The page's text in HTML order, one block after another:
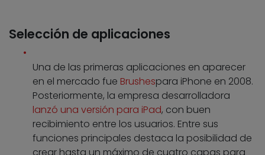
Selección de aplicaciones
Una de las primeras aplicaciones en aparecer
en el mercado fue Brushespara iPhone en 2008.
Posteriormente, la empresa desarrolladora
lanzó una versión para iPad, con buen
recibimiento entre los usuarios. Entre sus
funciones principales destaca la posibilidad de